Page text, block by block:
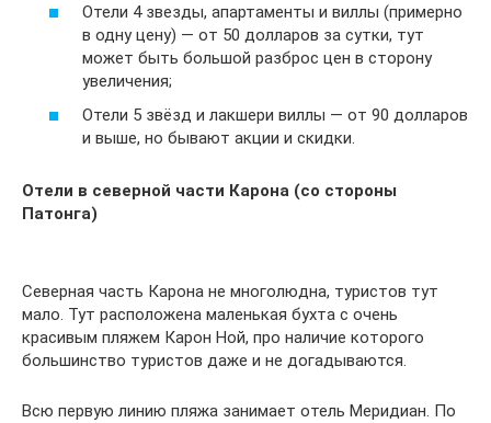
Отели 4 звезды, апартаменты и виллы (примерно
в одну цену) — от 50 долларов за сутки, тут
может быть большой разброс цен в сторону
увеличения;
Отели 5 звёзд и лакшери виллы — от 90 долларов
и выше, но бывают акции и скидки.
Отели в северной части Карона (со стороны
Патонга)
Северная часть Карона не многолюдна, туристов тут
мало. Тут расположена маленькая бухта с очень
красивым пляжем Карон Ной, про наличие которого
большинство туристов даже и не догадываются.
Всю первую линию пляжа занимает отель Меридиан. По